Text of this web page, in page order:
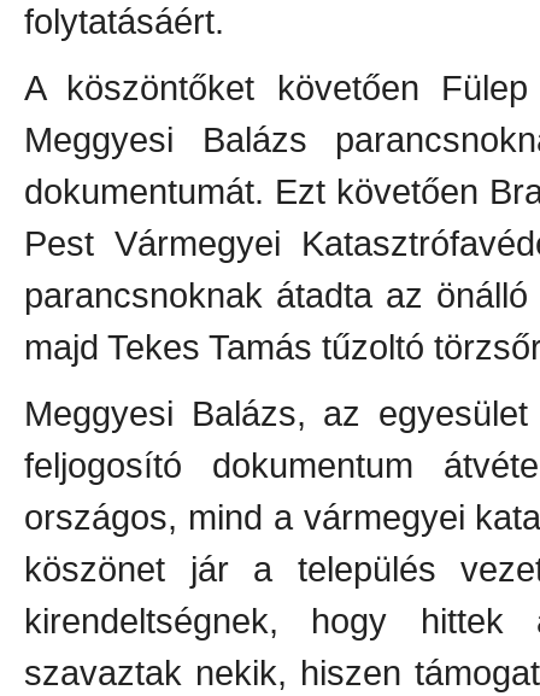
folytatásáért.
A köszöntőket követően
Meggyesi Balázs
dokumentumát. Ezt követően
Pest Vármegyei
parancsnoknak átadta az
majd Tekes Tamás tűzoltó
Meggyesi Balázs, az
feljogosító dokumentum
országos, mind a vármegyei
köszönet jár a település
kirendeltségnek, hogy hittek
szavaztak nekik, hiszen